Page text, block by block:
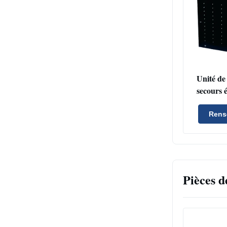
Unité
secours
avec
stables
Pièces